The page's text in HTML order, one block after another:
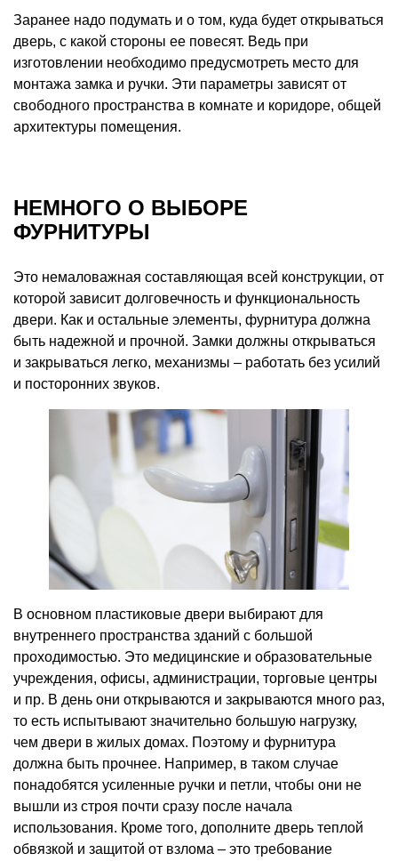
Заранее надо подумать и о том, куда будет открываться
дверь, с какой стороны ее повесят. Ведь при
изготовлении необходимо предусмотреть место для
монтажа замка и ручки. Эти параметры зависят от
свободного пространства в комнате и коридоре, общей
архитектуры помещения.
НЕМНОГО О ВЫБОРЕ
ФУРНИТУРЫ
Это немаловажная составляющая всей конструкции, от
которой зависит долговечность и функциональность
двери. Как и остальные элементы, фурнитура должна
быть надежной и прочной. Замки должны открываться
и закрываться легко, механизмы – работать без усилий
и посторонних звуков.
В основном пластиковые двери выбирают для
внутреннего пространства зданий с большой
проходимостью. Это медицинские и образовательные
учреждения, офисы, администрации, торговые центры
и пр. В день они открываются и закрываются много раз,
то есть испытывают значительно большую нагрузку,
чем двери в жилых домах. Поэтому и фурнитура
должна быть прочнее. Например, в таком случае
понадобятся усиленные ручки и петли, чтобы они не
вышли из строя почти сразу после начала
использования. Кроме того, дополните дверь теплой
обвязкой и защитой от взлома – это требование